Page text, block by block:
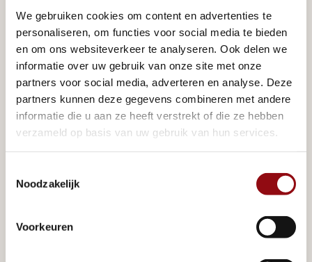
We gebruiken cookies om content en advertenties te
personaliseren, om functies voor social media te bieden
en om ons websiteverkeer te analyseren. Ook delen we
informatie over uw gebruik van onze site met onze
partners voor social media, adverteren en analyse. Deze
partners kunnen deze gegevens combineren met andere
informatie die u aan ze heeft verstrekt of die ze hebben
verzameld op basis van uw gebruik van hun services.
Noodzakelijk
Voorkeuren
Zo verloopt een
strandhuis
bouwen bij Jatin
Chaletbouw
Zo verloopt een strandhuis bouwen bij Jatin
We merken dat veel klanten het spannend vinden